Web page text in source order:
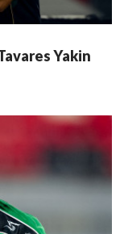
Yakin